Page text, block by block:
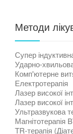
Методи
Супер
Ударно-
Комп'ютерне
Електротерапія
Лазер високої
Лазер високої
Ультразвукова
Магнітотерапія
TR-терапія